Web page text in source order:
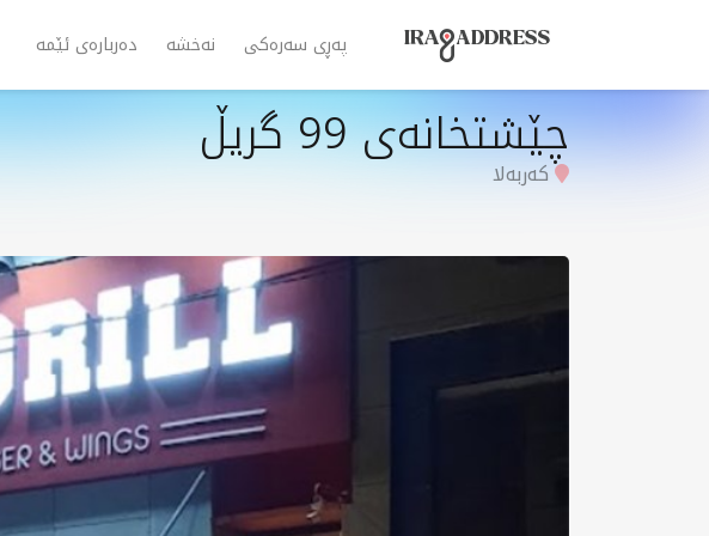
پەڕی سەرەکی نەخشە دەربارەی ئێمە
چێشتخانەی 99 گریڵ
کەربەلا